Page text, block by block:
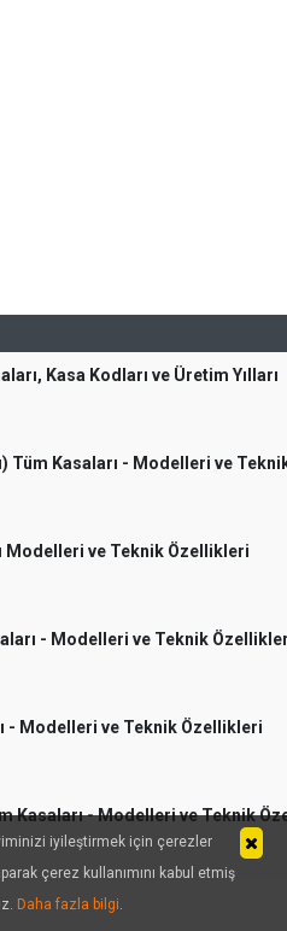
Kasa Kodları ve Üretim Yılları
Tüm Kasaları - Modelleri ve
Modelleri ve Teknik Özellikleri
- Modelleri ve Teknik
- Modelleri ve Teknik Özellikleri
Kasaları - Modelleri ve Teknik
iyileştirmek için çerezler
çerez kullanımını kabul etmiş
Daha fazla bilgi.